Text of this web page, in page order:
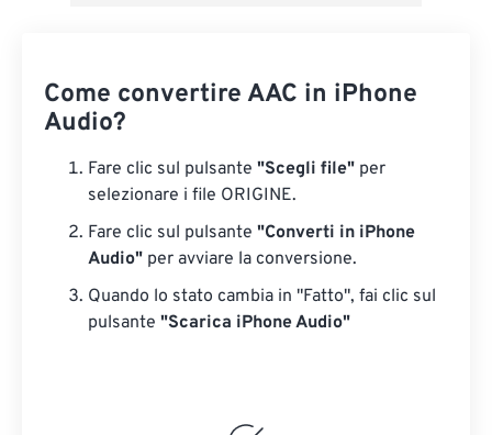
Come convertire AAC in iPhone
Audio?
Fare clic sul pulsante "Scegli file" per
selezionare i file ORIGINE.
Fare clic sul pulsante "Converti in iPhone
Audio" per avviare la conversione.
Quando lo stato cambia in "Fatto", fai clic sul
pulsante "Scarica iPhone Audio"